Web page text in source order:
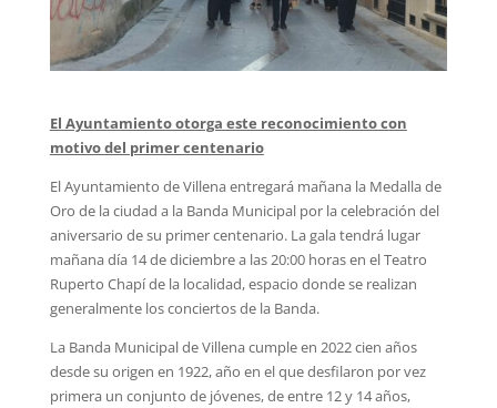
El Ayuntamiento otorga este reconocimiento con
motivo del primer centenario
El Ayuntamiento de Villena entregará mañana la Medalla de
Oro de la ciudad a la Banda Municipal por la celebración del
aniversario de su primer centenario. La gala tendrá lugar
mañana día 14 de diciembre a las 20:00 horas en el Teatro
Ruperto Chapí de la localidad, espacio donde se realizan
generalmente los conciertos de la Banda.
La Banda Municipal de Villena cumple en 2022 cien años
desde su origen en 1922, año en el que desfilaron por vez
primera un conjunto de jóvenes, de entre 12 y 14 años,